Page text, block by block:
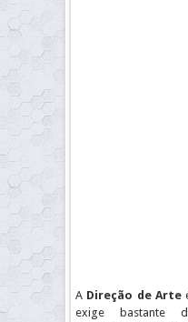
A Direção de Arte
exige bastante